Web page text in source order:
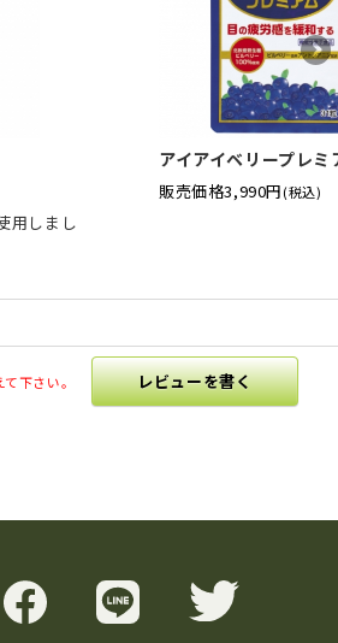
用しまし
アイアイベリープレミ
販売価格3,990円(税込)
下さい。 レビューを書く